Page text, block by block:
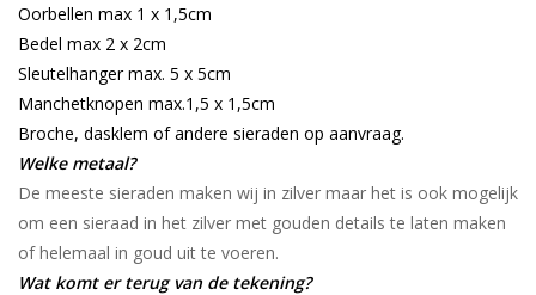
Oorbellen max 1 x 1,5cm
Bedel max 2 x 2cm
Sleutelhanger max. 5 x 5cm
Manchetknopen max.1,5 x 1,5cm
Broche, dasklem of andere sieraden op aanvraag.
Welke metaal?
De meeste sieraden maken wij in zilver maar het is ook mogelijk
om een sieraad in het zilver met gouden details te laten maken
of helemaal in goud uit te voeren.
Wat komt er terug van de tekening?